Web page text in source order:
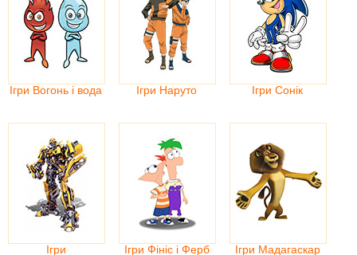
Ігри Вогонь і вода Ігри Наруто Ігри Сонік
Ігри
Ігри Фініс і Ферб Ігри Мадагаскар